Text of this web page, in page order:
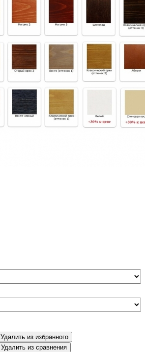
Удалить из избранного
Удалить из сравнения